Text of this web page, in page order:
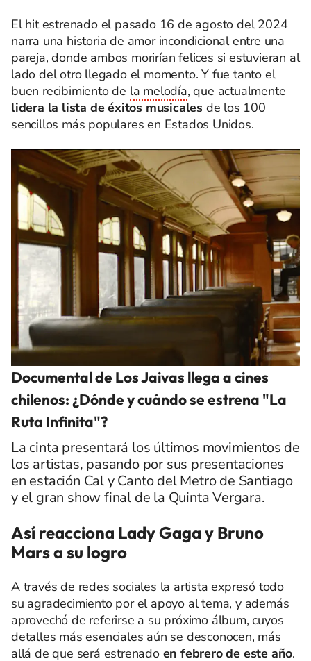
El hit estrenado el pasado 16 de agosto del 2024
narra una historia de amor incondicional entre una
pareja, donde ambos morirían felices si estuvieran al
lado del otro llegado el momento. Y fue tanto el
buen recibimiento de la melodía, que actualmente
lidera la lista de éxitos musicales de los 100
sencillos más populares en Estados Unidos.
Documental de Los Jaivas llega a cines
chilenos: ¿Dónde y cuándo se estrena "La
Ruta Infinita"?
La cinta presentará los últimos movimientos de
los artistas, pasando por sus presentaciones
en estación Cal y Canto del Metro de Santiago
y el gran show final de la Quinta Vergara.
Así reacciona Lady Gaga y Bruno
Mars a su logro
A través de redes sociales la artista expresó todo
su agradecimiento por el apoyo al tema, y además
aprovechó de referirse a su próximo álbum, cuyos
detalles más esenciales aún se desconocen, más
allá de que será estrenado en febrero de este año.